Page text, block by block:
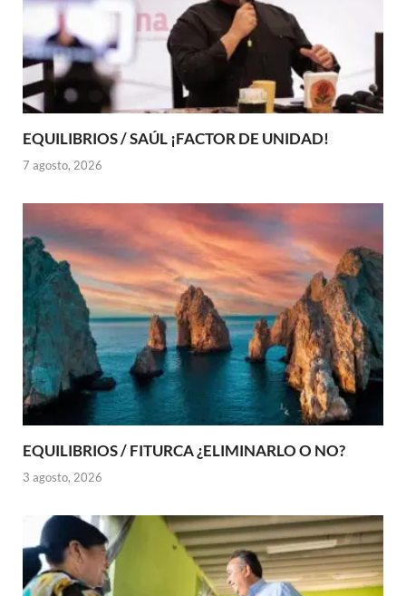
EQUILIBRIOS / SAÚL ¡FACTOR DE UNIDAD!
7 agosto, 2026
EQUILIBRIOS / FITURCA ¿ELIMINARLO O NO?
3 agosto, 2026